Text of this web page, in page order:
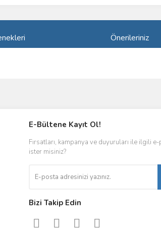
Önerileriniz
E-Bültene Kayıt Ol!
Fırsatları, kampanya ve duyuruları ile ilgili
ister misiniz?
Bizi Takip Edin